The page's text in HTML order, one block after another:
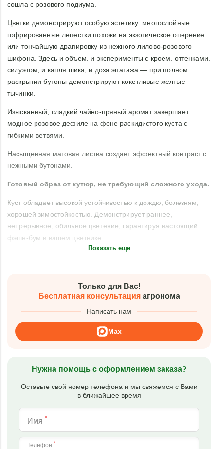
сошла с розового подиума.
Цветки демонстрируют особую эстетику: многослойные
гофрированные лепестки похожи на экзотическое оперение
или тончайшую драпировку из нежного лилово-розового
шифона. Здесь и объем, и эксперименты с кроем, оттенками,
силуэтом, и капля шика, и доза эпатажа — при полном
раскрытии бутоны демонстрируют кокетливые желтые
тычинки.
Изысканный, сладкий чайно-пряный аромат завершает
модное розовое дефиле на фоне раскидистого куста с
гибкими ветвями.
Насыщенная матовая листва создает эффектный контраст с
нежными бутонами.
Готовый образ от кутюр, не требующий сложного ухода.
Куст обладает высокой устойчивостью к дождю, болезням,
хорошей зимостойкостью. Демонстрирует раннее,
непрерывное, обильное цветение, гарантируя настоящий
фэшн-бум в вашем цветнике.
Показать еще
Только для Вас!
Бесплатная консультацияагронома
Написать нам
Max
Нужна помощь с оформлением заказа?
Оставьте свой номер телефона и мы свяжемся с Вами
в ближайшее время
Имя *
Телефон *